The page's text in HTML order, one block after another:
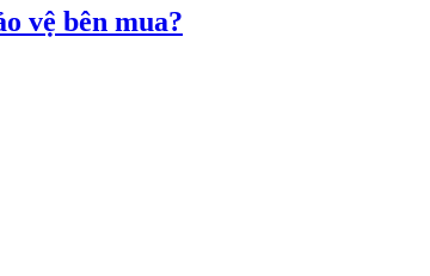
vệ bên mua?